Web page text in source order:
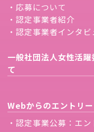
・応募について
・認定事業者紹介
・認定事業者インタビ
一般社団法人女性活
て
Webからのエントリー
・認定事業公募：エン